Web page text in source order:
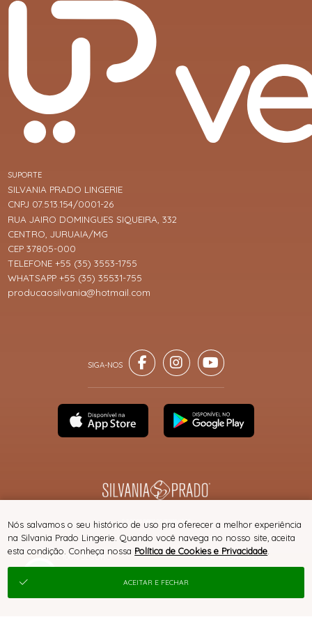
SITE 100% SEGURO PLATAFORMA B2B
SUPORTE
SILVANIA PRADO LINGERIE
CNPJ 07.513.154/0001-26
RUA JAIRO DOMINGUES SIQUEIRA, 332
CENTRO, JURUAIA/MG
CEP 37805-000
TELEFONE +55 (35) 3553-1755
WHATSAPP +55 (35) 35531-755
producaosilvania@hotmail.com
® TODOS DIREITOS RESERVADOS
Nós salvamos o seu histórico de uso pra oferecer a melhor experiência
na Silvania Prado Lingerie. Quando você navega no nosso site, aceita
esta condição. Conheça nossa Política de Cookies e Privacidade
ACEITAR E FECHAR